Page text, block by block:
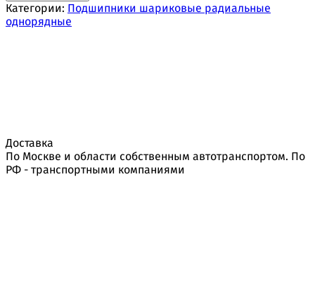
Категории: Подшипники шариковые радиальные
однорядные
Доставка
По Москве и области собственным автотранспортом. По
РФ - транспортными компаниями